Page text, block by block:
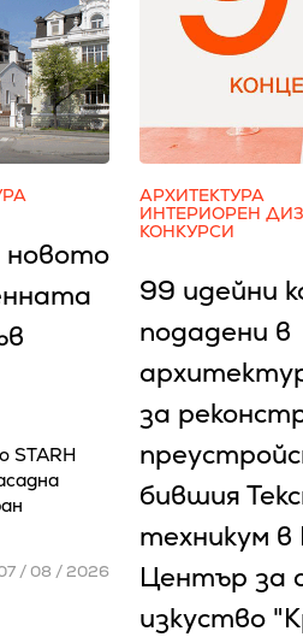
новото
STARH
/ 08 / 2026
АРХИТЕКТУРА
ИНТЕРИОРЕН
КОНКУРСИ
99 идейни
подадени в
за
бившия
техникум в
Център за
изкуство